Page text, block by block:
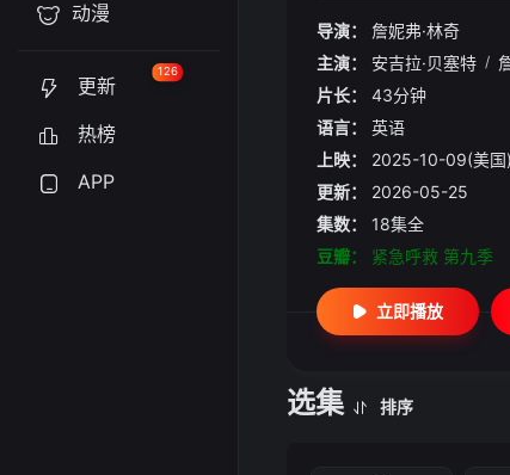
动漫
更新
126
热榜
APP
导演：
詹妮弗·林奇
主演：
安吉拉·贝塞特 /
片长：
43分钟
语言：
英语
上映：
2025-10-09(美国)
更新：
2026-05-25
集数：
18集全
豆瓣：
紧急呼救 第九季
立即播放
选集 排序